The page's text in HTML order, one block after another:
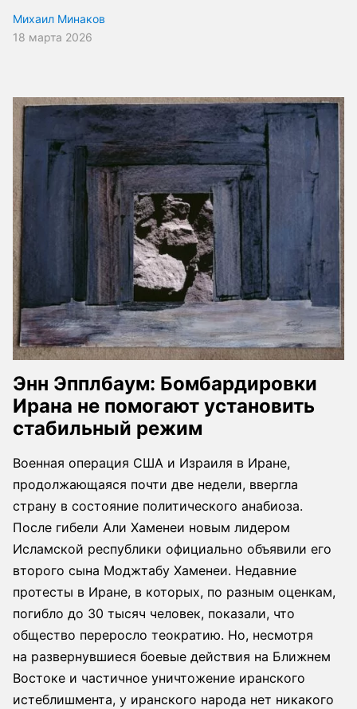
Михаил Минаков
18 марта 2026
Энн Эпплбаум: Бомбардировки
Ирана не помогают установить
стабильный режим
Военная операция США и Израиля в Иране,
продолжающаяся почти две недели, ввергла
страну в состояние политического анабиоза.
После гибели Али Хаменеи новым лидером
Исламской республики официально объявили его
второго сына Моджтабу Хаменеи. Недавние
протесты в Иране, в которых, по разным оценкам,
погибло до 30 тысяч человек, показали, что
общество переросло теократию. Но, несмотря
на развернувшиеся боевые действия на Ближнем
Востоке и частичное уничтожение иранского
истеблишмента, у иранского народа нет никакого